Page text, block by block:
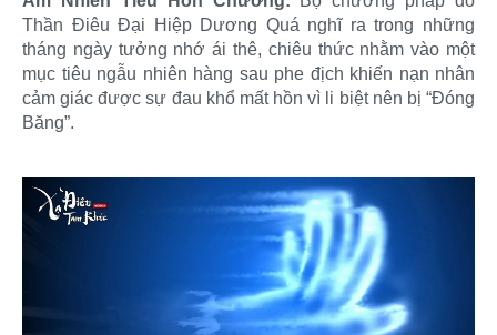
Thần Điêu Đại Hiệp Dương Quá nghĩ ra trong những
tháng ngày tưởng nhớ ái thê, chiêu thức nhằm vào một
mục tiêu ngẫu nhiên hàng sau phe địch khiến nạn nhân
cảm giác được sự đau khổ mất hồn vì li biệt nên bị “Đóng
Băng”.